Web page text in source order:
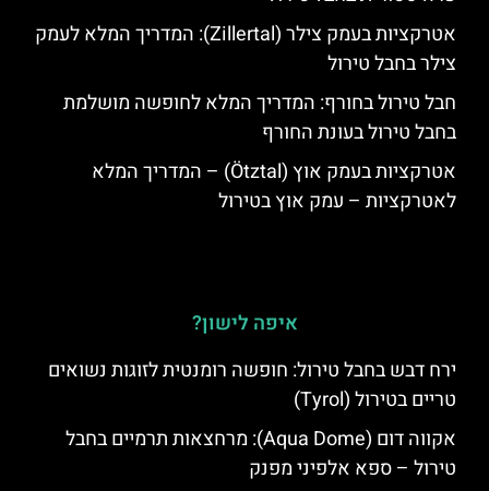
אטרקציות בעמק צילר (Zillertal): המדריך המלא לעמק
צילר בחבל טירול
חבל טירול בחורף: המדריך המלא לחופשה מושלמת
בחבל טירול בעונת החורף
אטרקציות בעמק אוץ (Ötztal) – המדריך המלא
לאטרקציות – עמק אוץ בטירול
איפה לישון?
ירח דבש בחבל טירול: חופשה רומנטית לזוגות נשואים
טריים בטירול (Tyrol)
אקווה דום (Aqua Dome): מרחצאות תרמיים בחבל
טירול – ספא אלפיני מפנק